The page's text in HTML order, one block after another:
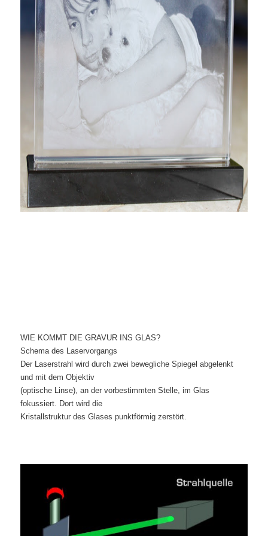
WIE KOMMT DIE GRAVUR INS GLAS?
Schema des Laservorgangs
Der Laserstrahl wird durch zwei bewegliche Spiegel abgelenkt
und mit dem Objektiv
(optische Linse), an der vorbestimmten Stelle, im Glas
fokussiert. Dort wird die
Kristallstruktur des Glases punktförmig zerstört.